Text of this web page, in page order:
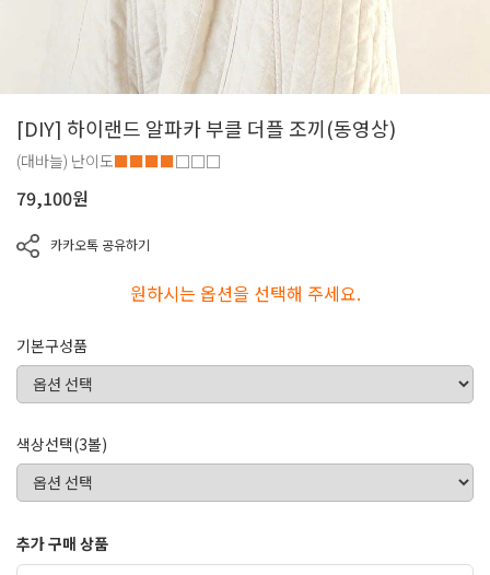
[DIY] 하이랜드 알파카 부클 더플 조끼(동영상)
(대바늘) 난이도■■■■□□□
79,100원
카카오톡 공유하기
원하시는 옵션을 선택해 주세요.
기본구성품
색상선택(3볼)
추가 구매 상품